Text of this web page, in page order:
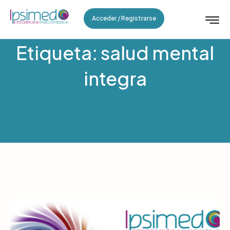
Acceder / Registrarse
Etiqueta: salud mental
integra